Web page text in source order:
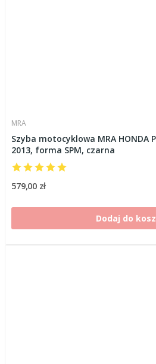
MRA
Szyba motocyklowa MRA HONDA
2013, forma SPM, czarna
579,00 zł
Dodaj do